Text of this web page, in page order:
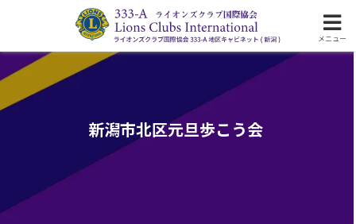
ライオンズクラブ国際協会333-A地区の活動
新潟市北区元旦歩こう会
メニュー